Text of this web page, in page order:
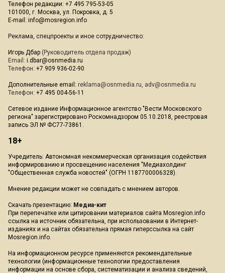
Телефон редакции: +7 495 795-53-05
101000, г. Москва, ул. Покровка, д. 5
E-mail: info@mosregion.info
Реклама, спецпроекты и иное сотрудничество:
Игорь Дбар (Руководитель отдела продаж)
Email: i.dbar@osnmedia.ru
Телефон: +7 909 936-02-90
Дополнительные email: reklama@osnmedia.ru, adv@osnmedia.ru
Телефон: +7 495 004-56-11
Сетевое издание Информационное агентство "Вести Московского
региона" зарегистрировано Роскомнадзором 05.10.2018, реестровая
запись ЭЛ № ФС77-73861.
18+
Учредитель: Автономная некоммерческая организация содействия
информированию и просвещению населения "Медиахолдинг
"Общественная служба новостей" (ОГРН 1187700006328).
Мнение редакции может не совпадать с мнением авторов.
Скачать презентацию: Медиа-кит
При перепечатке или цитировании материалов сайта Mosregion.info
ссылка на источник обязательна, при использовании в Интернет-
изданиях и на сайтах обязательна прямая гиперссылка на сайт
Mosregion.info.
На информационном ресурсе применяются рекомендательные
технологии (информационные технологии предоставления
информации на основе сбора, систематизации и анализа сведений,